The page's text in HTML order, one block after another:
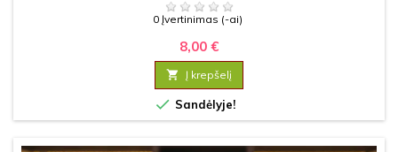
0 Įvertinimas (-ai)
8,00 €
 Į krepšelį
 Sandėlyje!